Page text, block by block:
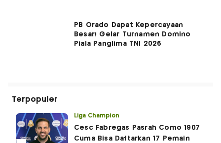
PB Orado Dapat Kepercayaan
Besar! Gelar Turnamen Domino
Piala Panglima TNI 2026
Terpopuler
Liga Champion
Cesc Fabregas Pasrah Como 1907
Cuma Bisa Daftarkan 17 Pemain